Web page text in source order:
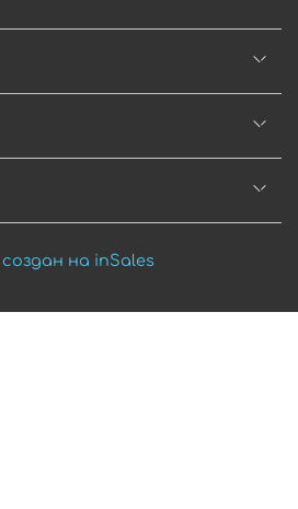
на inSales